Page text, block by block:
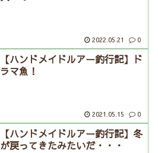
2022.05.21 0
【ハンドメイドルアー釣行記】ド
ラマ魚！
2021.05.15 0
【ハンドメイドルアー釣行記】冬
が戻ってきたみたいだ・・・